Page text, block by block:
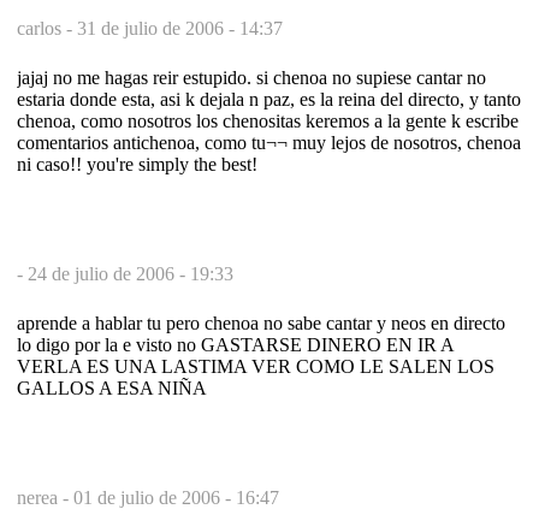
carlos - 31 de julio de 2006 - 14:37
jajaj no me hagas reir estupido. si chenoa no supiese cantar no
estaria donde esta, asi k dejala n paz, es la reina del directo, y tanto
chenoa, como nosotros los chenositas keremos a la gente k escribe
comentarios antichenoa, como tu¬¬ muy lejos de nosotros, chenoa
ni caso!! you're simply the best!
- 24 de julio de 2006 - 19:33
aprende a hablar tu pero chenoa no sabe cantar y neos en directo
lo digo por la e visto no GASTARSE DINERO EN IR A
VERLA ES UNA LASTIMA VER COMO LE SALEN LOS
GALLOS A ESA NIÑA
nerea - 01 de julio de 2006 - 16:47